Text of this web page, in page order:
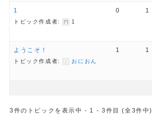
1
トピック作成者: 1
0 1
ようこそ！
トピック作成者: おにおん
1 1
3件のトピックを表示中 - 1 - 3件目 (全3件中)